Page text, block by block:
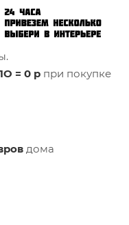
= 0 р при покупке
дома